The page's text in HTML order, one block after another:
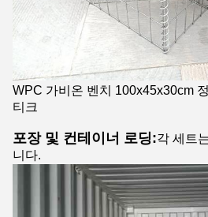
WPC 가비온 벤치 100x45x30cm
티크
포장 및 컨테이너 로딩:각 세트
니다.